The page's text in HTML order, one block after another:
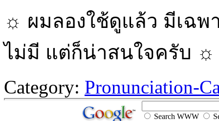
☼ ผมลองใช้ดูแล้ว มีเฉพ
ไม่มี แต่ก็น่าสนใจครับ ☼
Category: Pronunciation-
Search WWW